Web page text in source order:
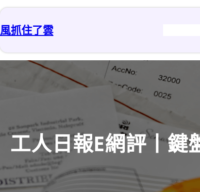
跳
主
內
容
風抓住了雲
工人日報E網評丨